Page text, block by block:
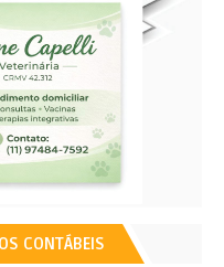
CONTÁBEIS